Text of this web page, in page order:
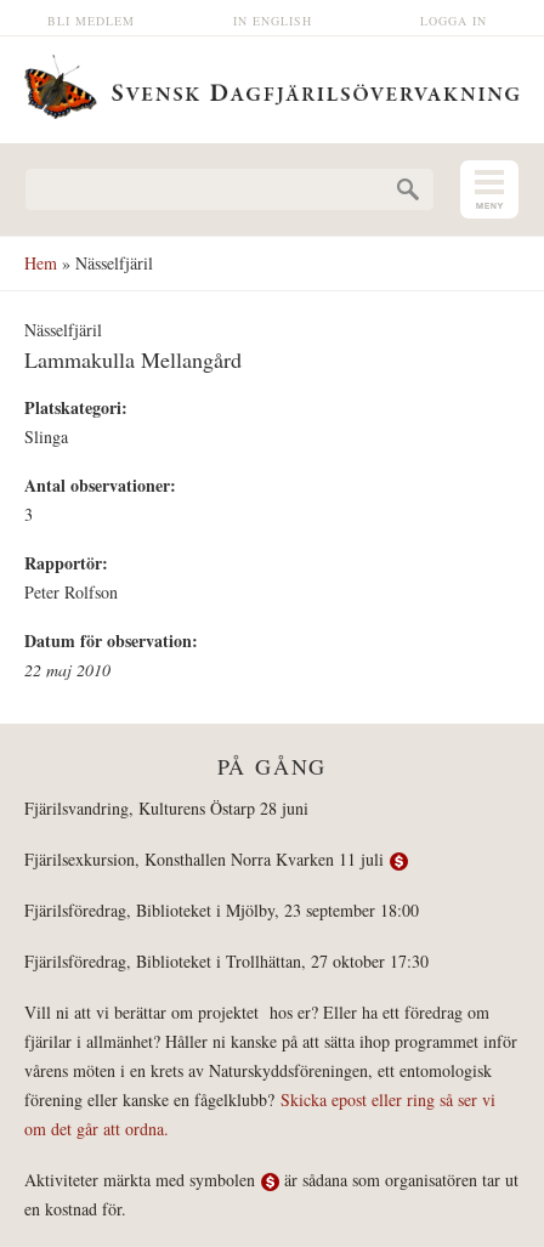
Hoppa till huvudinnehåll LOGGA IN
IN ENGLISH
BLI MEDLEM
Hem » Nässelfjäril
Nässelfjäril
Lammakulla Mellangård
Platskategori:
Slinga
Antal observationer:
3
Rapportör:
Peter Rolfson
Datum för observation:
22 maj 2010
PÅ GÅNG
Fjärilsvandring, Kulturens Östarp 28 juni
Fjärilsexkursion, Konsthallen Norra Kvarken 11 juli
Fjärilsföredrag, Biblioteket i Mjölby, 23 september 18:00
Fjärilsföredrag, Biblioteket i Trollhättan, 27 oktober 17:30
Vill ni att vi berättar om projektet hos er? Eller ha ett föredrag om
fjärilar i allmänhet? Håller ni kanske på att sätta ihop programmet inför
vårens möten i en krets av Naturskyddsföreningen, ett entomologisk
förening eller kanske en fågelklubb? Skicka epost eller ring så ser vi
om det går att ordna.
Aktiviteter märkta med symbolen
är sådana som organisatören tar ut
en kostnad för.